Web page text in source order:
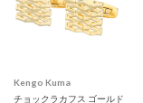
Kengo Kuma
チョックラカフス ゴールド